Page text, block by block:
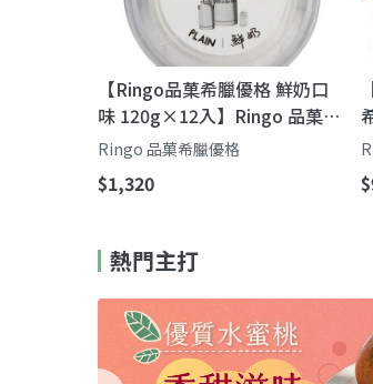
【Ringo品菓希臘優格 鮮奶口
味 120g×12入】Ringo 品菓希
臘式濃縮優格｜奶油般濃厚、
飽足又清爽
Ringo 品菓希臘優格
$1,320
熱門主打